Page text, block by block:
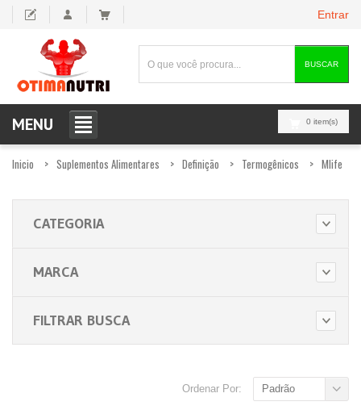
Entrar
BUSCAR
0 item(s)
MENU
Inicio Suplementos Alimentares Definição Termogênicos Mlife
CATEGORIA
MARCA
FILTRAR BUSCA
Ordenar Por: Padrão